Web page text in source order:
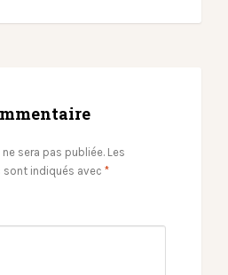
sera pas publiée. Les
indiqués avec *